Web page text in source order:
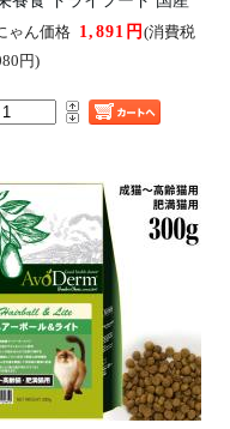
ゃん価格 1,891円(消費税
円)